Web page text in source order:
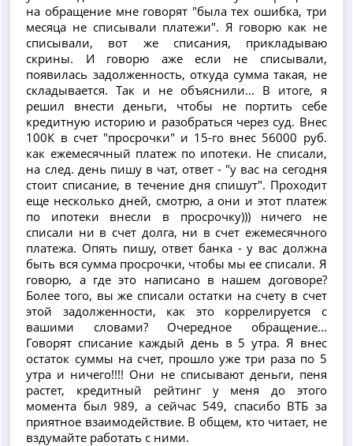
на обращение мне говорят "была тех ошибка, три
месяца не списывали платежи". Я говорю как не
списывали, вот же списания, прикладываю
скрины. И говорю аже если не списывали,
появилась задолженность, откуда сумма такая, не
складывается. Так и не объяснили... В итоге, я
решил внести деньги, чтобы не портить себе
кредитную историю и разобраться через суд. Внес
100К в счет "просрочки" и 15-го внес 56000 руб.
как ежемесячный платеж по ипотеки. Не списали,
на след. день пишу в чат, ответ - "у вас на сегодня
стоит списание, в течение дня спишут". Проходит
еще несколько дней, смотрю, а они и этот платеж
по ипотеки внесли в просрочку))) ничего не
списали ни в счет долга, ни в счет ежемесячного
платежа. Опять пишу, ответ банка - у вас должна
быть вся сумма просрочки, чтобы мы ее списали. Я
говорю, а где это написано в нашем договоре?
Более того, вы же списали остатки на счету в счет
этой задолженности, как это коррелируется с
вашими словами? Очередное обращение...
Говорят списание каждый день в 5 утра. Я внес
остаток суммы на счет, прошло уже три раза по 5
утра и ничего!!!! Они не списывают деньги, пеня
растет, кредитный рейтинг у меня до этого
момента был 989, а сейчас 549, спасибо ВТБ за
приятное взаимодействие. В общем, кто читает, не
вздумайте работать с ними.